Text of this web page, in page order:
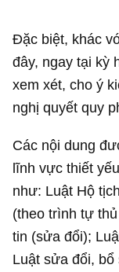
Đặc biệt, khác
đây, ngay tại kỳ
xem xét, cho ý
nghị quyết quy
Các nội dung
lĩnh vực thiết
như: Luật Hộ
(theo trình tự
tin (sửa đổi);
Luật sửa đổi, bổ